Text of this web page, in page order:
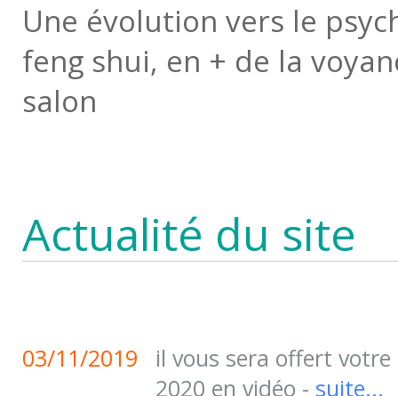
Une évolution vers le
feng shui, en + de la
salon
Actualité du site
03/11/2019
il vous sera offert
2020 en vidéo - suite...